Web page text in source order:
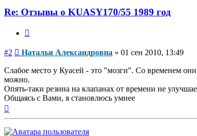
Re: Отзывы о KUASY170/55 1989 год
#2 Сообщение
Наталья Александровна » 01 сен 2010, 13:49
Слабое место у Куасей - это "мозги". Со временем
можно.
Опять-таки резина на клапанах от времени не
Общаясь с Вами, я становлюсь умнее